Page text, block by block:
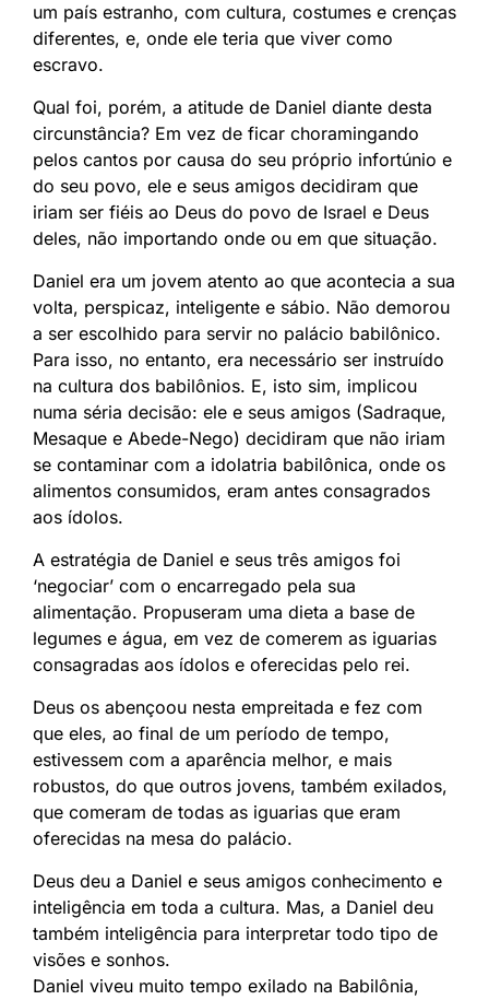
um país estranho, com cultura, costumes e crenças
diferentes, e, onde ele teria que viver como
escravo.
Qual foi, porém, a atitude de Daniel diante desta
circunstância? Em vez de ficar choramingando
pelos cantos por causa do seu próprio infortúnio e
do seu povo, ele e seus amigos decidiram que
iriam ser fiéis ao Deus do povo de Israel e Deus
deles, não importando onde ou em que situação.
Daniel era um jovem atento ao que acontecia a sua
volta, perspicaz, inteligente e sábio. Não demorou
a ser escolhido para servir no palácio babilônico.
Para isso, no entanto, era necessário ser instruído
na cultura dos babilônios. E, isto sim, implicou
numa séria decisão: ele e seus amigos (Sadraque,
Mesaque e Abede-Nego) decidiram que não iriam
se contaminar com a idolatria babilônica, onde os
alimentos consumidos, eram antes consagrados
aos ídolos.
A estratégia de Daniel e seus três amigos foi
‘negociar’ com o encarregado pela sua
alimentação. Propuseram uma dieta a base de
legumes e água, em vez de comerem as iguarias
consagradas aos ídolos e oferecidas pelo rei.
Deus os abençoou nesta empreitada e fez com
que eles, ao final de um período de tempo,
estivessem com a aparência melhor, e mais
robustos, do que outros jovens, também exilados,
que comeram de todas as iguarias que eram
oferecidas na mesa do palácio.
Deus deu a Daniel e seus amigos conhecimento e
inteligência em toda a cultura. Mas, a Daniel deu
também inteligência para interpretar todo tipo de
visões e sonhos.
Daniel viveu muito tempo exilado na Babilônia,